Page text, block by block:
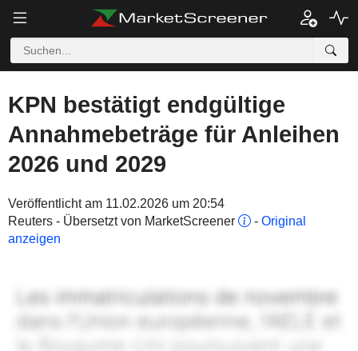
KPN bestätigt endgültige
Annahmebeträge für Anleihen
2026 und 2029
Veröffentlicht am 11.02.2026 um 20:54
Reuters - Übersetzt von MarketScreener
- Original
anzeigen